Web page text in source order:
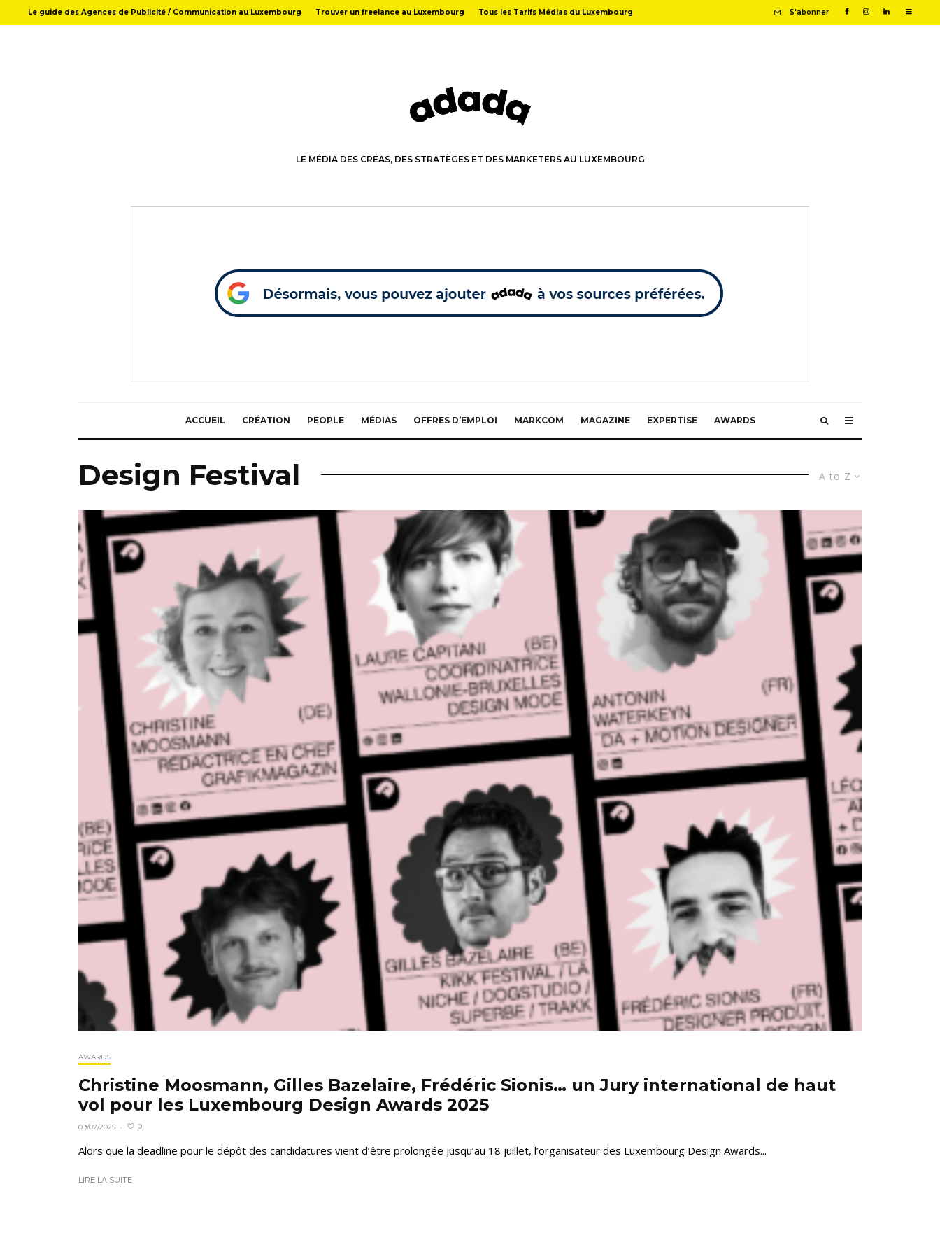
Le guide des Agences de Publicité / Communication au Luxembourg Trouver un freelance au Luxembourg Tous les Tarifs Médias du Luxembourg S'abonner
LE MÉDIA DES CRÉAS, DES STRATÈGES ET DES MARKETERS AU LUXEMBOURG
ACCUEIL CRÉATION PEOPLE MÉDIAS OFFRES D’EMPLOI MARKCOM MAGAZINE EXPERTISE AWARDS
A to Z
Design Festival
AWARDS
Christine Moosmann, Gilles Bazelaire, Frédéric Sionis… un Jury international de haut
vol pour les Luxembourg Design Awards 2025
09/07/2025 · 0
Alors que la deadline pour le dépôt des candidatures vient d’être prolongée jusqu’au 18 juillet, l’organisateur des Luxembourg Design Awards...
LIRE LA SUITE